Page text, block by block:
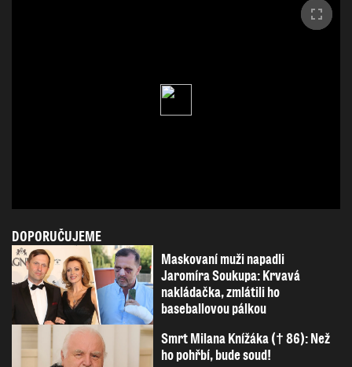
DOPORUČUJEME
Maskovaní muži napadli
Jaromíra Soukupa: Krvavá
nakládačka, zmlátili ho
baseballovou pálkou
Smrt Milana Knížáka († 86): Než
ho pohřbí, bude soud!